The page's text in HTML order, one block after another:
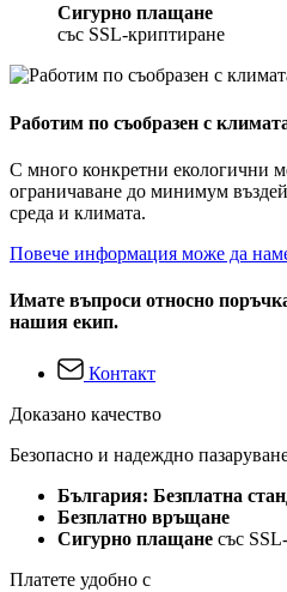
Сигурно плащане
със SSL-криптиране
Работим по съобразен с
С много конкретни екологични
ограничаване до минимум
среда и климата.
Повече информация може да
Имате въпроси относно
нашия екип.
Контакт
Доказано качество
Безопасно и надеждно
България: Безплатна
Безплатно връщане
Сигурно плащане със
Платете удобно с